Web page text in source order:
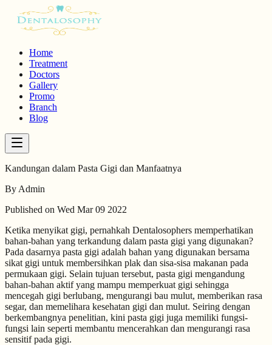
Home
Treatment
Doctors
Gallery
Promo
Branch
Blog
Kandungan dalam Pasta Gigi dan Manfaatnya
By Admin
Published on Wed Mar 09 2022
Ketika menyikat gigi, pernahkah Dentalosophers memperhatikan
bahan-bahan yang terkandung dalam pasta gigi yang digunakan?
Pada dasarnya pasta gigi adalah bahan yang digunakan bersama
sikat gigi untuk membersihkan plak dan sisa-sisa makanan pada
permukaan gigi. Selain tujuan tersebut, pasta gigi mengandung
bahan-bahan aktif yang mampu memperkuat gigi sehingga
mencegah gigi berlubang, mengurangi bau mulut, memberikan rasa
segar, dan memelihara kesehatan gigi dan mulut. Seiring dengan
berkembangnya penelitian, kini pasta gigi juga memiliki fungsi-
fungsi lain seperti membantu mencerahkan dan mengurangi rasa
sensitif pada gigi.